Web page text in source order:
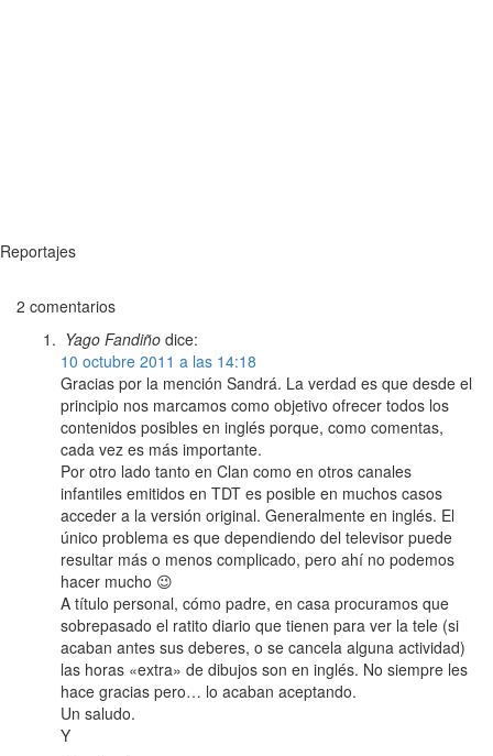
Reportajes
2 comentarios
Yago Fandiño dice:
10 octubre 2011 a las 14:18
Gracias por la mención Sandrá. La verdad es que desde el
principio nos marcamos como objetivo ofrecer todos los
contenidos posibles en inglés porque, como comentas,
cada vez es más importante.
Por otro lado tanto en Clan como en otros canales
infantiles emitidos en TDT es posible en muchos casos
acceder a la versión original. Generalmente en inglés. El
único problema es que dependiendo del televisor puede
resultar más o menos complicado, pero ahí no podemos
hacer mucho 😉
A título personal, cómo padre, en casa procuramos que
sobrepasado el ratito diario que tienen para ver la tele (si
acaban antes sus deberes, o se cancela alguna actividad)
las horas «extra» de dibujos son en inglés. No siempre les
hace gracias pero… lo acaban aceptando.
Un saludo.
Y